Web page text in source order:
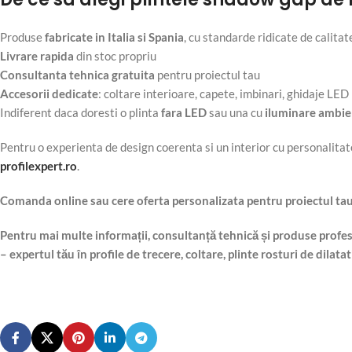
Produsefabricate in Italia si Spania, cu standarde ridicate de
Livrare rapida din stoc propriu
Consultanta tehnica gratuita pentru proiectul tau
Accesorii dedicate: coltare interioare, capete, imbinari, ghidaje LED
Indiferent daca doresti o plinta fara LEDsau una cu iluminare
Pentru o experienta de design coerenta si un interior cu
profilexpert.ro.
Comanda online sau cere oferta personalizata pentru proiectul
Pentru mai multe informații, consultanță tehnică și produse
– expertul tău în profile de trecere, coltare, plinte rosturi de